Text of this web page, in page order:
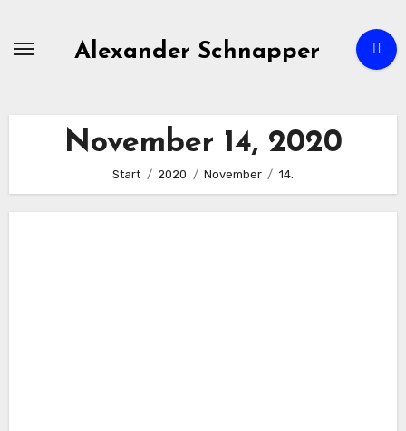
Alexander Schnapper
November 14, 2020
Start 2020 November 14.